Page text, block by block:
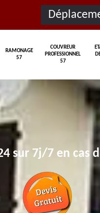
RAMONAGE
57
COUVREUR
PROFESSIONNEL
57
sur 7j/7 en cas